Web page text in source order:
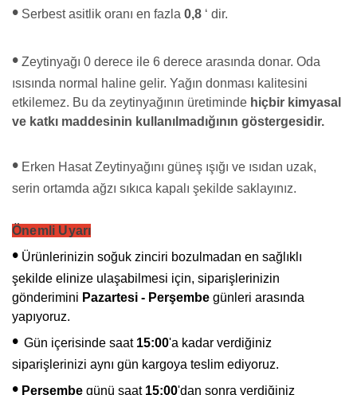
• Serbest asitlik oranı en fazla 0,8 ‘ dir.
• Zeytinyağı 0 derece ile 6 derece arasında donar. Oda
ısısında normal haline gelir. Yağın donması kalitesini
etkilemez. Bu da zeytinyağının üretiminde hiçbir kimyasal
ve katkı maddesinin kullanılmadığının göstergesidir.
• Erken Hasat Zeytinyağını güneş ışığı ve ısıdan uzak,
serin ortamda ağzı sıkıca kapalı şekilde saklayınız.
Önemli Uyarı
• Ürünlerinizin soğuk zinciri bozulmadan en sağlıklı
şekilde elinize ulaşabilmesi için, siparişlerinizin
gönderimini Pazartesi - Perşembe günleri arasında
yapıyoruz.
• Gün içerisinde saat 15:00'a kadar verdiğiniz
siparişlerinizi aynı gün kargoya teslim ediyoruz.
• Perşembe günü saat15:00'dan sonra verdiğiniz